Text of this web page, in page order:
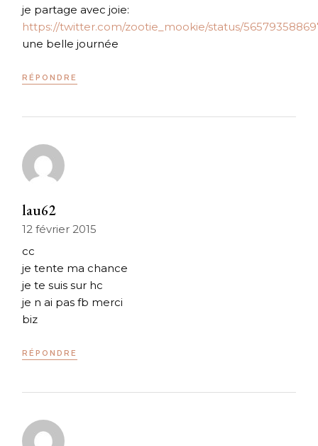
je partage avec joie:
https://twitter.com/zootie_mookie/status/
une belle journée
RÉPONDRE
lau62
12 février 2015
cc
je tente ma chance
je te suis sur hc
je n ai pas fb merci
biz
RÉPONDRE